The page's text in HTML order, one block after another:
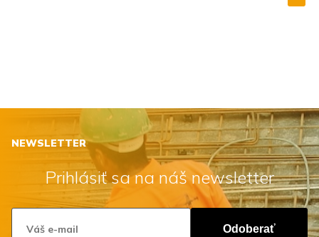
NEWSLETTER
Prihlásiť sa na náš newsletter
Odoberať